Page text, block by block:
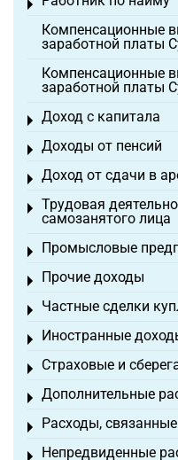
Toggle menu
Компенсационные
заработной платы
Компенсационные
заработной платы
Доход с капитала
Toggle menu
Доходы от пенсий
Toggle menu
Доход от сдачи в
Toggle menu
Трудовая
самозанятого лица
Toggle menu
Промысловые
Toggle menu
Прочие доходы
Toggle menu
Частные сделки
Toggle menu
Иностранные
Toggle menu
Страховые и
Toggle menu
Дополнительные
Toggle menu
Расходы,
Toggle menu
Непредвиденные